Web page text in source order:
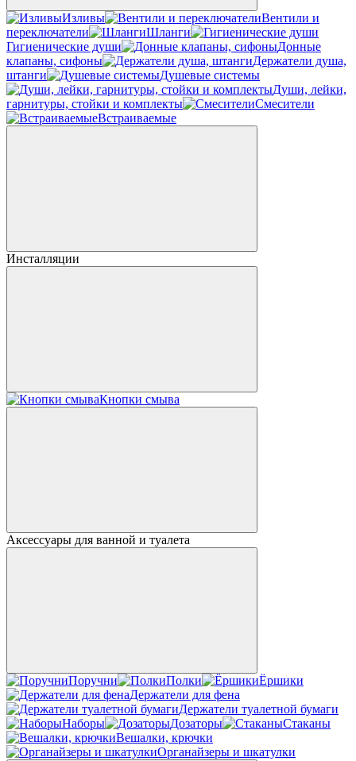
Изливы
Вентили и
переключатели
Шланги
Гигиенические души
Донные
клапаны, сифоны
Держатели душа,
штанги
Душевые системы
Души, лейки,
гарнитуры, стойки и комплекты
Смесители
Встраиваемые
Инсталляции
Кнопки смыва
Аксессуары для ванной и туалета
Поручни Полки
Ёршики
Держатели для фена
Держатели туалетной бумаги
Наборы
Дозаторы
Стаканы
Вешалки, крючки
Органайзеры и шкатулки